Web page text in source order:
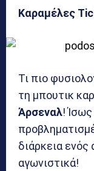
Καραμέλες
Τι πιο
τη μπουτικ
Άρσεναλ! Ίσως
διάρκεια
αγωνιστικά!